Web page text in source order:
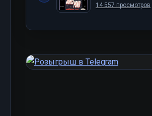
14 557 просмотров